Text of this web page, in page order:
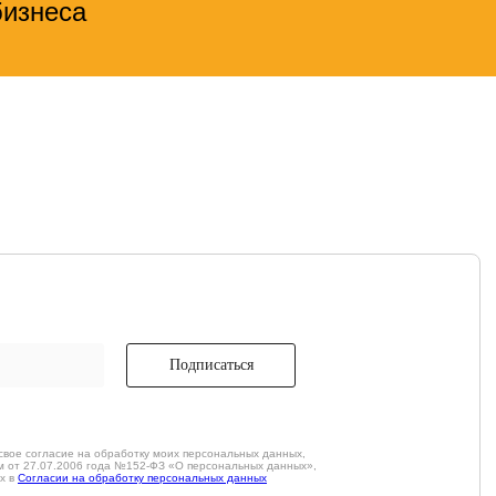
согласие на обработку моих персональных данных,
от 27.07.2006 года №152-ФЗ «О персональных данных»,
в Согласии на обработку персональных данных
Подписаться